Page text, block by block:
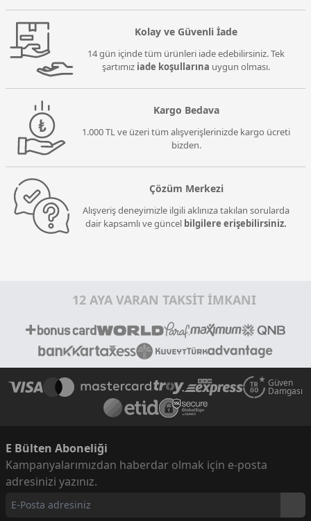
Kolay ve Güvenli İade
14 gün içinde tüm ürünleri iade edebilirsiniz. Tek
şartımız iade koşullarına uygun olması.
Kargo Bedava
1.000 TL ve üzeri tüm alışverişlerinizde kargo ücreti
bizden.
Çözüm Merkezi
Alışveriş deneyimizle ilgili aklınıza takılan sorularda
dair kapsamlı ve güncel bilgilere erişebilirsiniz.
12 AYA VARAN TAKSİT İMKANI
Güven
Damgası
E Bülten Aboneliği
Kampanyalarımızdan haberdar olmak için e-posta
adresinizi yazınız.